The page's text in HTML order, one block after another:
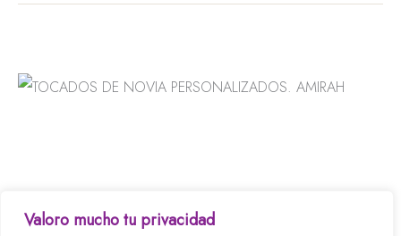
Valoro mucho tu privacidad